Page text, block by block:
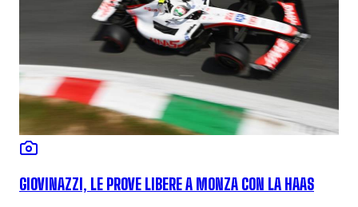
GIOVINAZZI, LE PROVE LIBERE A MONZA CON LA HAAS